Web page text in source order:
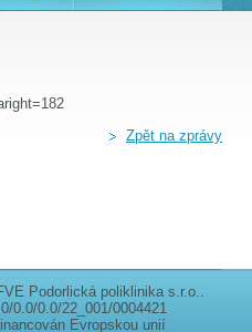
Zpět na zprávy
Podorlická poliklinika s.r.o..
0.0/0.0/22_001/0004421
Evropskou unií